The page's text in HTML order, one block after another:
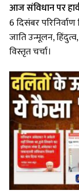
आज संविधान पर
6 दिसंबर
जाति उन्मूलन,
विस्तृत चर्चा।